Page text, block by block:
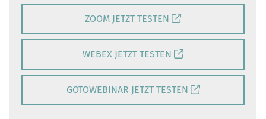
ZOOM JETZT TESTEN
WEBEX JETZT TESTEN
GOTOWEBINAR JETZT TESTEN